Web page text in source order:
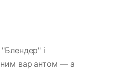
і
варіантом — а